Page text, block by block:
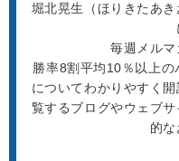
堀北晃生（ほりきたあ
毎週メルマ
勝率8割平均10％以上
についてわかりやすく
覧するブログやウェブ
的な